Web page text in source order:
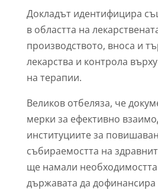
Докладът идентифицира
в областта на
производството, вноса и
лекарства и контрола
на терапии.
Великов отбеляза, че
мерки за ефективно
институциите за
събираемостта на
ще намали необходимостта
държавата да дофинансира